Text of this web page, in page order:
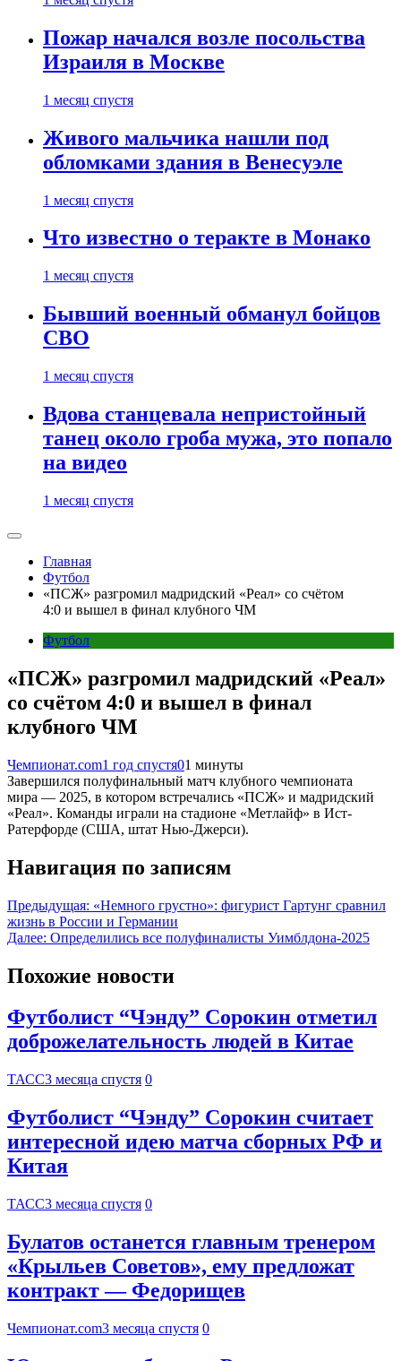
Пожар начался возле посольства
Израиля в Москве
1 месяц спустя
Живого мальчика нашли под
обломками здания в Венесуэле
1 месяц спустя
Что известно о теракте в Монако
1 месяц спустя
Бывший военный обманул бойцов
СВО
1 месяц спустя
Вдова станцевала непристойный
танец около гроба мужа, это попало
на видео
1 месяц спустя
Главная
Футбол
«ПСЖ» разгромил мадридский «Реал» со счётом
4:0 и вышел в финал клубного ЧМ
Футбол
«ПСЖ» разгромил мадридский «Реал»
со счётом 4:0 и вышел в финал
клубного ЧМ
Чемпионат.com1 год спустя01 минуты
Завершился полуфинальный матч клубного чемпионата
мира — 2025, в котором встречались «ПСЖ» и мадридский
«Реал». Команды играли на стадионе «Метлайф» в Ист-
Ратерфорде (США, штат Нью-Джерси).
Навигация по записям
Предыдущая: «Немного грустно»: фигурист Гартунг сравнил
жизнь в России и Германии
Далее: Определились все полуфиналисты Уимблдона-2025
Похожие новости
Футболист “Чэнду” Сорокин отметил
доброжелательность людей в Китае
ТАСС3 месяца спустя 0
Футболист “Чэнду” Сорокин считает
интересной идею матча сборных РФ и
Китая
ТАСС3 месяца спустя 0
Булатов останется главным тренером
«Крыльев Советов», ему предложат
контракт — Федорищев
Чемпионат.com3 месяца спустя 0